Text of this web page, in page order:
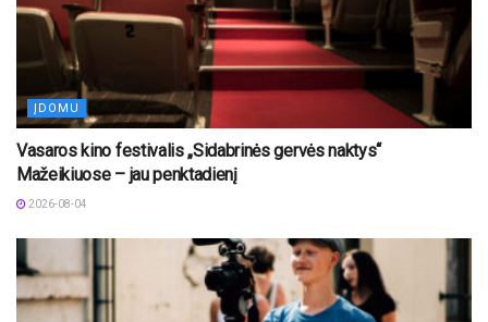
ĮDOMU
Vasaros kino festivalis „Sidabrinės gervės naktys“
Mažeikiuose – jau penktadienį
2026-08-04